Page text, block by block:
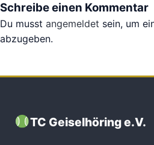
Schreibe einen Kommentar
Du musst angemeldet sein, um
abzugeben.
TC Geiselhöring e.V.